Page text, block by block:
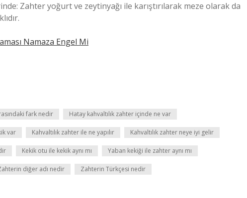
Zahter yoğurt ve zeytinyağı ile karıştırılarak meze olarak da
Namaza Engel Mi
fark nedir Hatay kahvaltılık zahter içinde ne var
var Kahvaltılık zahter ile ne yapılır Kahvaltılık zahter neye iyi gelir
Kekik otu ile kekik aynı mı Yaban kekiği ile zahter aynı mı
diğer adı nedir Zahterin Türkçesi nedir